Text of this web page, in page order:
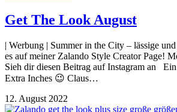
Get The Look August
| Werbung | Summer in the City – lässige
es auf meiner Zalando Style Creator Page!
Sieh dir diesen Beitrag auf Instagram an
Extra Inches 😉 Claus…
12. August 2022